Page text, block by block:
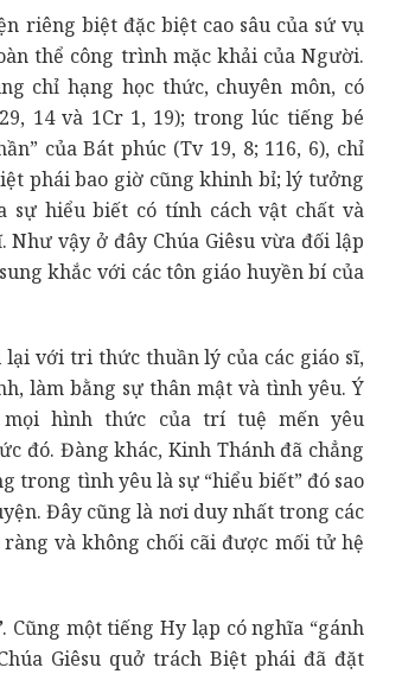
riêng biệt đặc biệt cao sâu của sứ vụ
thể công trình mặc khải của Người.
chỉ hạng học thức, chuyên môn, có
14 và 1Cr 1, 19); trong lúc tiếng bé
của Bát phúc (Tv 19, 8; 116, 6), chỉ
phái bao giờ cũng khinh bỉ; lý tưởng
sự hiểu biết có tính cách vật chất và
vậy ở đây Chúa Giêsu vừa đối lập
khắc với các tôn giáo huyền bí của
lại với tri thức thuần lý của các giáo sĩ,
làm bằng sự thân mật và tình yêu. Ý
hình thức của trí tuệ mến yêu
đó. Đàng khác, Kinh Thánh đã chẳng
trong tình yêu là sự “hiểu biết” đó sao
Đây cũng là nơi duy nhất trong các
và không chối cãi được mối tử hệ
. Cũng một tiếng Hy lạp có nghĩa “gánh
Giêsu quở trách Biệt phái đã đặt